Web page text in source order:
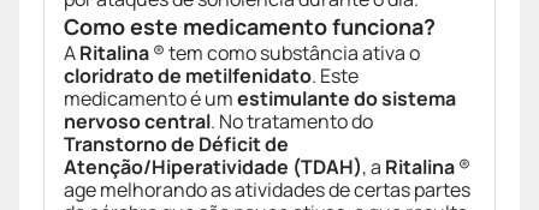
Como este medicamento funciona?
ARitalina® tem como substância ativa o
cloridrato de metilfenidato. Este
medicamento é umestimulante do sistema
nervoso central. No tratamento do
Transtorno de Déficit de
Atenção/Hiperatividade (TDAH), a Ritalina®
age melhorando as atividades de certas partes